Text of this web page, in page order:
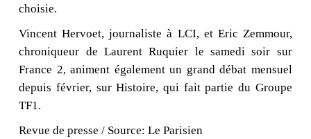
choisie.
Vincent Hervoet, journaliste à LCI, et Eric Zemmour,
chroniqueur de Laurent Ruquier le samedi soir sur
France 2, animent également un grand débat mensuel
depuis février, sur Histoire, qui fait partie du Groupe
TF1.
Revue de presse / Source: Le Parisien